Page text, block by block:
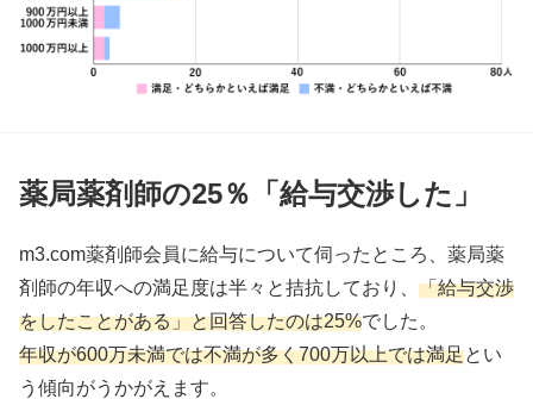
薬局薬剤師の25％「給与交渉した」
m3.com薬剤師会員に給与について伺ったところ、薬局薬
剤師の年収への満足度は半々と拮抗しており、 「給与交渉
をしたことがある」と回答したのは25%でした。
年収が600万未満では不満が多く700万以上では満足とい
う傾向がうかがえます。